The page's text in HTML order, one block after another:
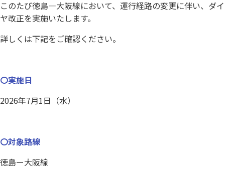
よくあるご質問
このたび徳島―大阪線において、運行経路の変更に伴い、ダイ
ヤ改正を実施いたします。
詳しくは下記をご確認ください。
〇実施日
2026年7月1日（水）
〇対象路線
徳島ー大阪線